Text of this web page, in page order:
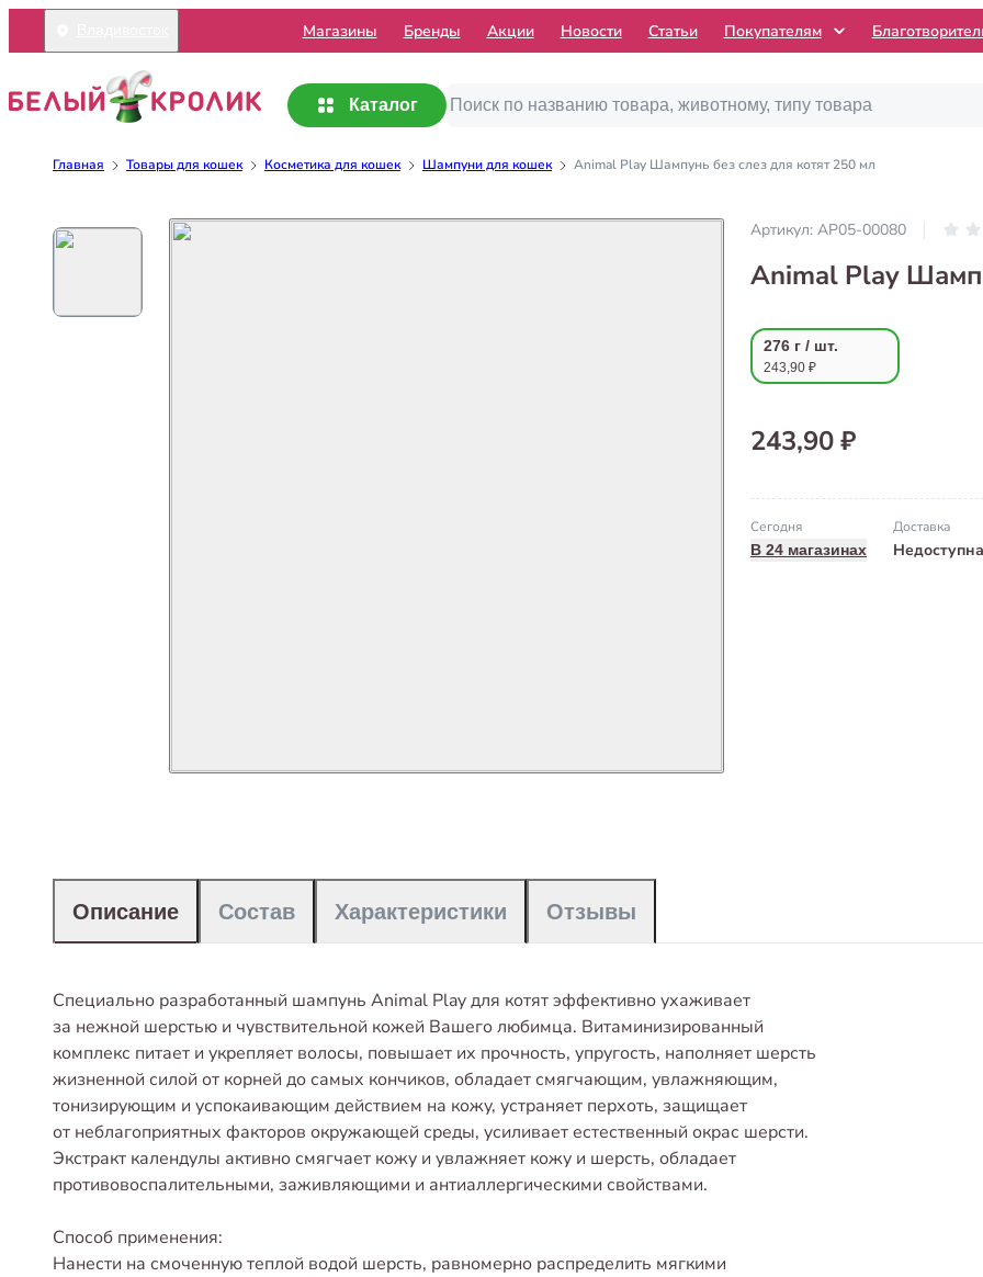
Mагазины Бренды Акции Новости Статьи Покупателям
Каталог
Главная Товары для кошек Косметика для кошек Шампуни для кошек Animal Play Шампунь без слез для котят 250 мл
Артикул: AP05-00080
Animal Play
276 г / шт.
243,90 ₽
243,90 ₽
Сегодня
В 24 магазинах
Доставка
Недоступна
Описание Состав Характеристики Отзывы
Специально разработанный шампунь Animal Play для котят эффективно ухаживает
за нежной шерстью и чувствительной кожей Вашего любимца. Витаминизированный
комплекс питает и укрепляет волосы, повышает их прочность, упругость, наполняет шерсть
жизненной силой от корней до самых кончиков, обладает смягчающим, увлажняющим,
тонизирующим и успокаивающим действием на кожу, устраняет перхоть, защищает
от неблагоприятных факторов окружающей среды, усиливает естественный окрас шерсти.
Экстракт календулы активно смягчает кожу и увлажняет кожу и шерсть, обладает
противовоспалительными, заживляющими и антиаллергическими свойствами.
Способ применения:
Нанести на смоченную теплой водой шерсть, равномерно распределить мягкими